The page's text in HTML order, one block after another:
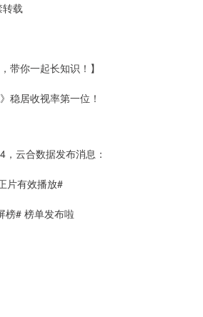
转载
带你一起长知识！】
稳居收视率第一位！
云合数据发布消息：
片有效播放#
榜# 榜单发布啦